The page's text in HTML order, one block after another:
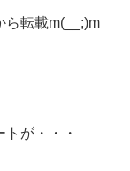
ら転載m(__;)m
が・・・